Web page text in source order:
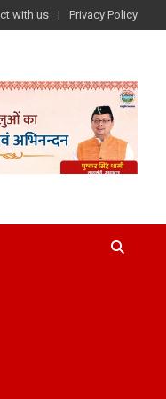
with us Privacy Policy